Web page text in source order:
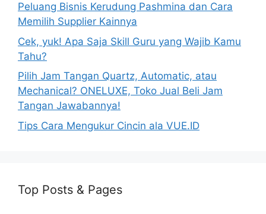
Peluang Bisnis Kerudung Pashmina dan Cara
Memilih Supplier Kainnya
Cek, yuk! Apa Saja Skill Guru yang Wajib Kamu
Tahu?
Pilih Jam Tangan Quartz, Automatic, atau
Mechanical? ONELUXE, Toko Jual Beli Jam
Tangan Jawabannya!
Tips Cara Mengukur Cincin ala VUE.ID
Top Posts & Pages